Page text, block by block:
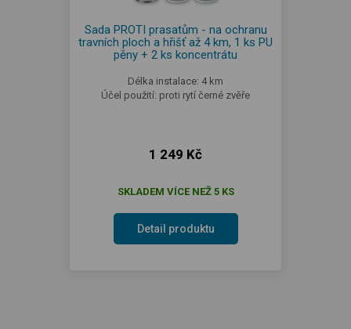
Sada PROTI prasatům - na ochranu
travních ploch a hřišť až 4 km, 1 ks PU
pěny + 2 ks koncentrátu
Délka instalace: 4 km
Účel použití: proti rytí černé zvěře
1 249 Kč
SKLADEM VÍCE NEŽ 5 KS
Detail produktu